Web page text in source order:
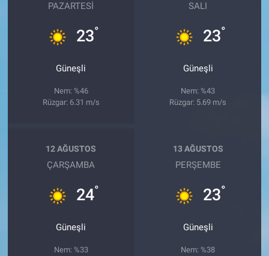
PAZARTESI
23°
Güneşli
Nem: %46
Rüzgar: 6.31 m/s
SALI
23°
Güneşli
Nem: %43
Rüzgar: 5.69 m/s
12 AĞUSTOS
ÇARŞAMBA
24°
Güneşli
Nem: %33
13 AĞUSTOS
PERŞEMBE
23°
Güneşli
Nem: %38